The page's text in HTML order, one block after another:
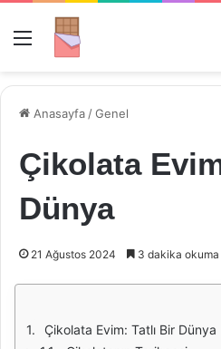
Menü
Anasayfa /Genel
Çikolata
Dünya
21 Ağustos 2024 3 dakika okuma
Çikolata Evim: Tatlı Bir Dünya